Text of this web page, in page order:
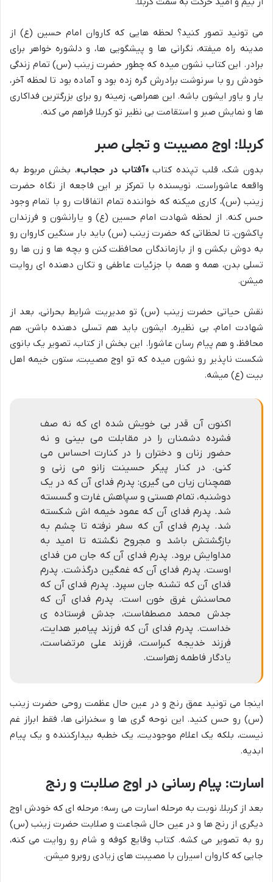
می تونید تصور کنید؟ لحظه هایی که کاروان امام حسین (ع) از
مدینه راه میفته، نگرانی ها و پیشگویی ها، و دلشوره خواهر برای
برادر. این کتاب نشون میده که چطور حضرت زینب (س) تمام زندگی
خودش رو با سرنوشت برادرش گره زده بود و آماده بود تا لحظه آخر،
یار و یاور ایشون باشه. این همراهی، زمینه رو برای بزرگترین فداکاری
ها و نمایش صبر و استقامت بی نظیر تو کربلا فراهم می کنه.
کربلا: اوج مصیبت و تجلی صبر
بدون شک، قلب تپنده کتاب«آفتاب در حجاب»، بخش مربوط به
واقعه عاشوراست. نویسنده با تمرکز بر این فاجعه از نگاه حضرت
زینب (س)، کاری میکنه که خواننده تمام اتفاقات رو با تمام وجود
حس کنه. از لحظه شهادت امام حسین (ع) و یارانشون و فرزندان
پاکشون، تا لحظاتی که حضرت زینب (س) باید بار سنگین کاروان رو
به دوش بکشن و از بازماندگان محافظت کنن و بچه ها و زن ها رو
تسلی بدن، همه و همه با جزئیات عاطفی و تکان دهنده ای روایت
میشن.
نقش حیاتی حضرت زینب (س) تو مدیریت شرایط بحرانی، بعد از
شهادت امام، بی نظیره. ایشون باید هم تسلی دهنده باشن، هم
محافظ، و هم پیام رسان عاشورا. این بخش از کتاب، تصویر یک بانوی
شکست ناپذیر رو نشون میده که تو اوج مصیبت، ستون خیمه اهل
بیت (ع) میشه.
اکنون آن قدر بی خویش شده ای که نه صف
فشرده دشمنان را در مقابلت می بینی و نه
حضور زنان و دختران را در کنارت احساس می
کنی. در کنار پیکر حسینت زانو می زنی و
همچنان زبان می گیری: پدرم فدای آن که در یک
دوشنبه، تمام هستی و سپاهش غارت و گسسته
شد. پدرم فدای آن که عمود خیمه اش شکسته
شد. پدرم فدای آن که سفر نرفته تا چشم به
بازگشتش باشد و مجروح نگشته تا امید به
مداوایش برود. پدرم فدای آن که جان من فدای
اوست. پدرم فدای آن که غمگین درگذشت. پدرم
فدای آن که تشنه جان سپرد. پدرم فدای آن که
محاسنش غرق خون است. پدرم فدای آن که
جدش محمد مصطفاست، جدش فرستاده ی
خداست. پدرم فدای آن که فرزند پیامبر هدایت،
فرزند خدیجه کبراست، فرزند علی مرتضاست،
یادگار فاطمه زهراست.
اینجا می تونید عمق رنج و در عین حال عظمت روحی حضرت زینب
(س) رو حس کنید. این نوحه گری ها و سخنرانی ها، فقط ابراز غم
نیست، بلکه یک اعلام موجودیت، یک خطبه بیدارکننده و یک پیام
ابدیه.
اسارت: پیام رسانی در اوج صلابت و رنج
بعد از کربلا، نوبت به مرحله اسارت می رسه؛ مرحله ای که خودش اوج
دیگری از رنج ها و در عین حال شجاعت و صلابت حضرت زینب (س)
رو به تصویر می کشه. کتاب وقایع کوفه و شام رو روایت می کنه،
جایی که کاروان اسیران با مصیبت های زیادی روبرو میشن.